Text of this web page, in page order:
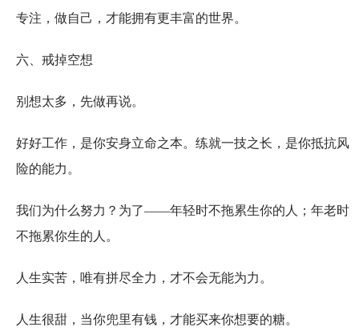
专注，做自己，才能拥有更丰富的世界。
六、戒掉空想
别想太多，先做再说。
好好工作，是你安身立命之本。练就一技之长，是你抵抗风
险的能力。
我们为什么努力？为了——年轻时不拖累生你的人；年老时
不拖累你生的人。
人生实苦，唯有拼尽全力，才不会无能为力。
人生很甜，当你兜里有钱，才能买来你想要的糖。